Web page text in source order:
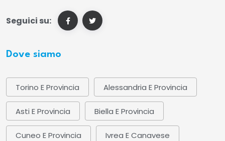
Seguici su:
Dove siamo
Torino E Provincia Alessandria E Provincia
Asti E Provincia Biella E Provincia
Cuneo E Provincia Ivrea E Canavese